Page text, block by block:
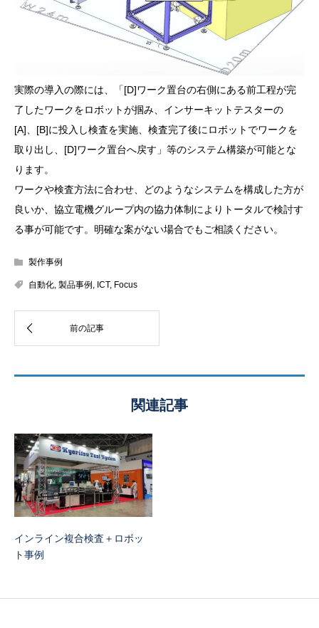
実際の導入の際には、「[D]ワーク置台の右側にある前工程が完
了したワークをロボットが掴み、インサーキットテスターの
[A]、[B]に投入し検査を実施、検査完了後にロボットでワークを
取り出し、[D]ワーク置台へ戻す」等のシステム構築が可能とな
ります。
ワークや検査方法に合わせ、どのようなシステムを構成した方が
良いか、協立電機グループ内の協力体制によりトータルで検討す
る事が可能です。明確な案がない場合でもご相談ください。
製作事例
自動化, 製品事例 , ICT, Focus
関連記事
インライン複合検査＋ロボッ
ト事例